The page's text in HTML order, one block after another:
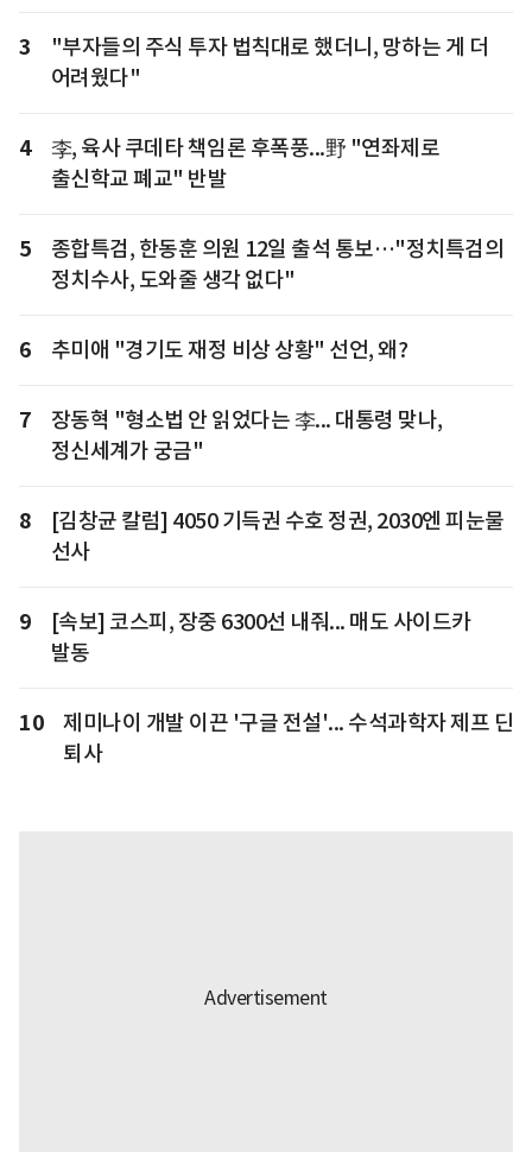
3
"부자들의 주식 투자 법칙대로 했더니, 망하는 게 더
어려웠다"
4
李, 육사 쿠데타 책임론 후폭풍...野 "연좌제로
출신학교 폐교" 반발
5
종합특검, 한동훈 의원 12일 출석 통보…"정치특검의
정치수사, 도와줄 생각 없다"
6 추미애 "경기도 재정 비상 상황" 선언, 왜?
7
장동혁 "형소법 안 읽었다는 李... 대통령 맞나,
정신세계가 궁금"
8
[김창균 칼럼] 4050 기득권 수호 정권, 2030엔 피눈물
선사
9
[속보] 코스피, 장중 6300선 내줘... 매도 사이드카
발동
10
제미나이 개발 이끈 '구글 전설'... 수석과학자 제프 딘
퇴사